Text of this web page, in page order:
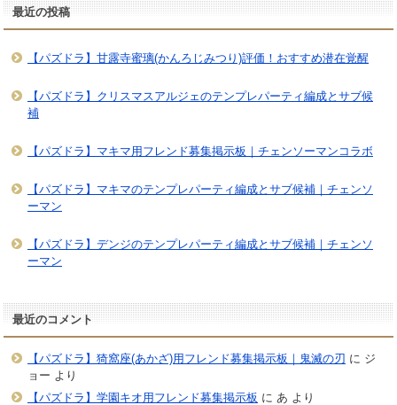
最近の投稿
【パズドラ】甘露寺蜜璃(かんろじみつり)評価！おすすめ潜在覚醒
【パズドラ】クリスマスアルジェのテンプレパーティ編成とサブ候
補
【パズドラ】マキマ用フレンド募集掲示板｜チェンソーマンコラボ
【パズドラ】マキマのテンプレパーティ編成とサブ候補｜チェンソ
ーマン
【パズドラ】デンジのテンプレパーティ編成とサブ候補｜チェンソ
ーマン
最近のコメント
【パズドラ】猗窩座(あかざ)用フレンド募集掲示板｜鬼滅の刃 に ジ
ョー より
【パズドラ】学園キオ用フレンド募集掲示板 に あ より